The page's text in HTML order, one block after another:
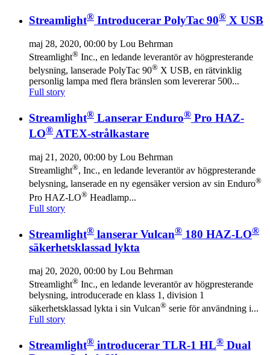
Streamlight® Introducerar PolyTac 90® X USB
maj 28, 2020, 00:00 by Lou Behrman
Streamlight® Inc., en ledande leverantör av högpresterande
belysning, lanserade PolyTac 90® X USB, en rätvinklig
personlig lampa med flera bränslen som levererar 500...
Full story
Streamlight® Lanserar Enduro® Pro HAZ-
LO® ATEX-strålkastare
maj 21, 2020, 00:00 by Lou Behrman
Streamlight®, Inc., en ledande leverantör av högpresterande
belysning, lanserade en ny egensäker version av sin Enduro®
Pro HAZ-LO® Headlamp...
Full story
Streamlight® lanserar Vulcan® 180 HAZ-LO®
säkerhetsklassad lykta
maj 20, 2020, 00:00 by Lou Behrman
Streamlight® Inc., en ledande leverantör av högpresterande
belysning, introducerade en klass 1, division 1
säkerhetsklassad lykta i sin Vulcan® serie för användning i...
Full story
Streamlight® introducerar TLR-1 HL® Dual